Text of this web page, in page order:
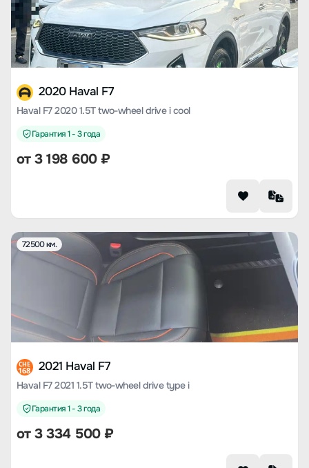
2020 Haval F7
Haval F7 2020 1.5T two-wheel drive i cool
Гарантия 1 - 3 года
от3 198 600₽
72500 км.
CHE
168 2021 Haval F7
Haval F7 2021 1.5T two-wheel drive type i
Гарантия 1 - 3 года
от3 334 500₽